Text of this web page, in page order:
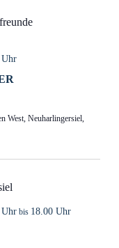
Uhr
H
West, Neuharlingersiel,
Uhrbis 18.00 Uhr